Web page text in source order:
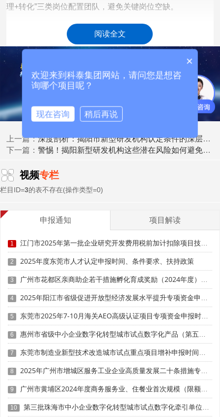
理+转化”三类岗位配置团队，避免关键岗位空缺。
- 资金管理：制定年度研发预算，明确资金来源(企业自
筹、政府补助、合作资金);每月监控研发投入进度，优先保
障核心项目资金，留存设备购置发票、人员薪酬明细等凭
证。
三、成果转化阶段：方向与产权风险
1.核心风险点
- 研发方向脱节：研发课题与揭阳产业需求(如“制造业当
家”政策导向)、企业主营业务偏离，导致成果无法产业化。
- 知识产权漏洞：未及时申请专利/软件著作权、合作研
发成果权属约定不清，引发成果流失或权属纠纷。
2.规避方案
- 方向校准：结合揭阳产业规划与市场需求确定研发方
向，每季度评估项目与产业的匹配度，及时调整偏离方向的
课题。
- 产权保护：建立知识产权管理制度，研发项目启动后
阅读全文
上一篇：深度剖析：揭阳市新型研发机构认定条件的深层逻辑
下一篇：警惕！揭阳新型研发机构这些潜在风险如何避免？规避技巧速存
视频专栏
栏目ID=3的表不存在(操作类型=0)
申报通知 项目解读
1 江门市2025年第一批企业研究开发费用税前加计扣除项目技术鉴定申报时间、条件要求
2 2025年度东莞市人才认定申报时间、条件要求、扶持政策
3 广州市花都区亲商助企若干措施孵化育成奖励（2024年度）申报时间、条件要求、补助奖励
4 2025年阳江市省级促进开放型经济发展水平提升专项资金申报时间、条件要求、补助奖励
5 东莞市2025年7-10月海关AEO高级认证项目专项资金申报时间、条件要求、扶持奖励
6 惠州市省级中小企业数字化转型城市试点数字化产品（第五批）征集申报时间、条件要求
7 东莞市制造业新型技术改造城市试点重点项目增补申报时间、条件要求、补助奖励
8 2025年广州市增城区服务工业企业高质量发展二十条措施专项资金申报时间、条件要求、补助奖励
9 广州市黄埔区2024年度商务服务业、住餐业首次规模（限额）以下转规模（限额）以上奖励申报时间、条件要求、资助标准
10 第三批珠海市中小企业数字化转型城市试点数字化牵引单位遴选申报时间、条件要求
×
欢迎来到科泰集团网站，请问您是想咨
询哪个项目呢？
现在咨询 稍后再说